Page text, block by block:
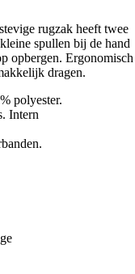
rugzak heeft twee
spullen bij de hand
opbergen. Ergonomisch
dragen.
polyester.
Intern